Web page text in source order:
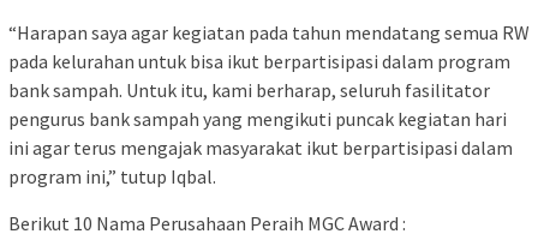
“Harapan saya agar kegiatan pada tahun mendatang semua RW
pada kelurahan untuk bisa ikut berpartisipasi dalam program
bank sampah. Untuk itu, kami berharap, seluruh fasilitator
pengurus bank sampah yang mengikuti puncak kegiatan hari
ini agar terus mengajak masyarakat ikut berpartisipasi dalam
program ini,” tutup Iqbal.
Berikut 10 Nama Perusahaan Peraih MGC Award :